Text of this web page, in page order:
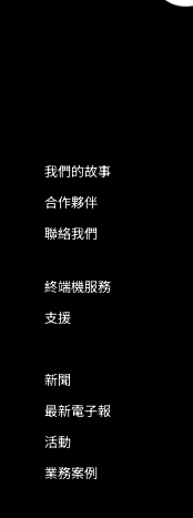
我們的故事
合作夥伴
聯絡我們
終端機服務
支援
新聞
最新電子報
活動
業務案例